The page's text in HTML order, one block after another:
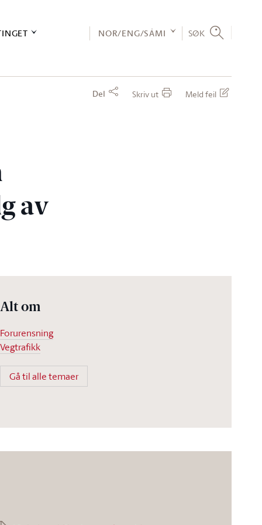
NOR/ENG/SÁMI SØK
Del Skriv ut Meld feil
av
Alt om
Forurensning
Vegtrafikk
Gå til alle temaer